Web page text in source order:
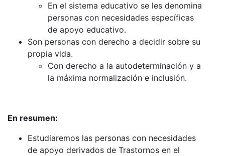
En el sistema educativo se les denomina
personas con necesidades específicas
de apoyo educativo.
Son personas con derecho a decidir sobre su
propia vida.
Con derecho a la autodeterminación y a
la máxima normalización e inclusión.
En resumen:
Estudiaremos las personas con necesidades
de apoyo derivados de Trastornos en el